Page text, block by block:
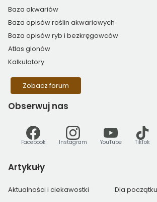
Baza akwariów
Baza opisów roślin akwariowych
Baza opisów ryb i bezkręgowców
Atlas glonów
Kalkulatory
Zobacz forum
Obserwuj nas
Facebook Instagram YouTube TikTok
Artykuły
Aktualności i ciekawostki Dla